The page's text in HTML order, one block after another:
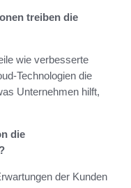
treiben die
wie verbesserte
Technologien die
Unternehmen hilft,
die
der Kunden